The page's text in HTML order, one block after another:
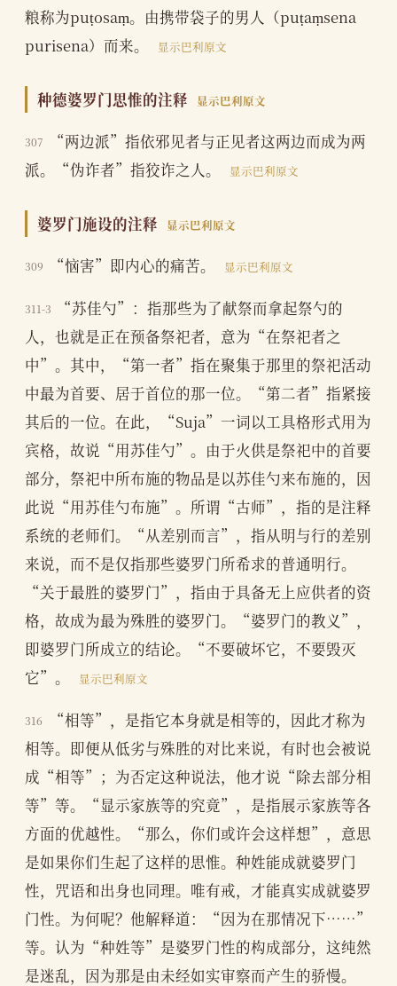
粮称为puṭosaṃ。由携带袋子的男人（puṭaṃsena
purisena）而来。
显示巴利原文
种德婆罗门思惟的注释 显示巴利原文
307
“两边派”指依邪见者与正见者这两边而成为两
派。“伪诈者”指狡诈之人。
显示巴利原文
婆罗门施设的注释 显示巴利原文
309 “恼害”即内心的痛苦。 显示巴利原文
311-3
“苏佳勺”：指那些为了献祭而拿起祭勺的
人，也就是正在预备祭祀者，意为“在祭祀者之
中”。其中，“第一者”指在聚集于那里的祭祀活动
中最为首要、居于首位的那一位。“第二者”指紧接
其后的一位。在此，“Suja”一词以工具格形式用为
宾格，故说“用苏佳勺”。由于火供是祭祀中的首要
部分，祭祀中所布施的物品是以苏佳勺来布施的，因
此说“用苏佳勺布施”。所谓“古师”，指的是注释
系统的老师们。“从差别而言”，指从明与行的差别
来说，而不是仅指那些婆罗门所希求的普通明行。
“关于最胜的婆罗门”，指由于具备无上应供者的资
格，故成为最为殊胜的婆罗门。“婆罗门的教义”，
即婆罗门所成立的结论。“不要破坏它，不要毁灭
它”。
显示巴利原文
316
“相等”，是指它本身就是相等的，因此才称为
相等。即便从低劣与殊胜的对比来说，有时也会被说
成“相等”；为否定这种说法，他才说“除去部分相
等”等。“显示家族等的究竟”，是指展示家族等各
方面的优越性。“那么，你们或许会这样想”，意思
是如果你们生起了这样的思惟。种姓能成就婆罗门
性，咒语和出身也同理。唯有戒，才能真实成就婆罗
门性。为何呢？他解释道：“因为在那情况下……”
等。认为“种姓等”是婆罗门性的构成部分，这纯然
是迷乱，因为那是由未经如实审察而产生的骄慢。